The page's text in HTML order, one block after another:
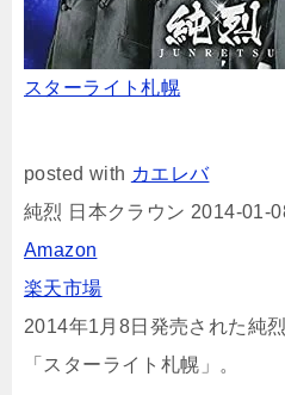
スターライト札幌
posted with カエレバ
純烈 日本クラウン 2014-01-
Amazon
楽天市場
2014年1月8日発売された純
「スターライト札幌」。